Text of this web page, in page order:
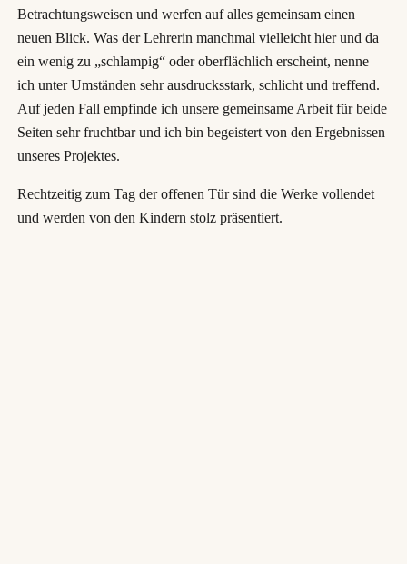
Betrachtungsweisen und werfen auf alles gemeinsam einen
neuen Blick. Was der Lehrerin manchmal vielleicht hier und da
ein wenig zu „schlampig“ oder oberflächlich erscheint, nenne
ich unter Umständen sehr ausdrucksstark, schlicht und treffend.
Auf jeden Fall empfinde ich unsere gemeinsame Arbeit für beide
Seiten sehr fruchtbar und ich bin begeistert von den Ergebnissen
unseres Projektes.
Rechtzeitig zum Tag der offenen Tür sind die Werke vollendet
und werden von den Kindern stolz präsentiert.